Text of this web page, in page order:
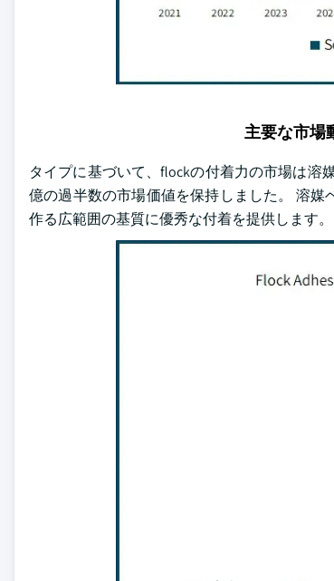
主要な市場
タイプに基づいて、flockの付着力の市場は溶
億の過半数の市場価値を保持しました。 溶
作る広範囲の基質に優秀な付着を提供します